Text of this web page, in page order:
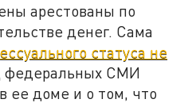
арестованы по
денег. Сама
статуса не
федеральных СМИ
ее доме и о том, что